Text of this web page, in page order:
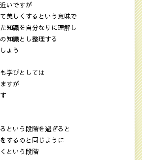
いですが
美しくするという意味で
知識を自分なりに理解し
知識とし整理する
ょう
学びとしては
すが
という段階を過ぎると
するのと同じように
という段階